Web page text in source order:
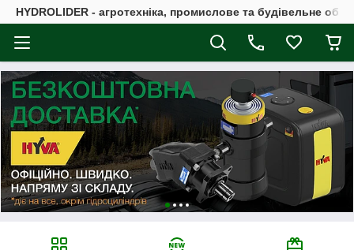
HYDROLIDER - агротехніка, промислове та будівельне